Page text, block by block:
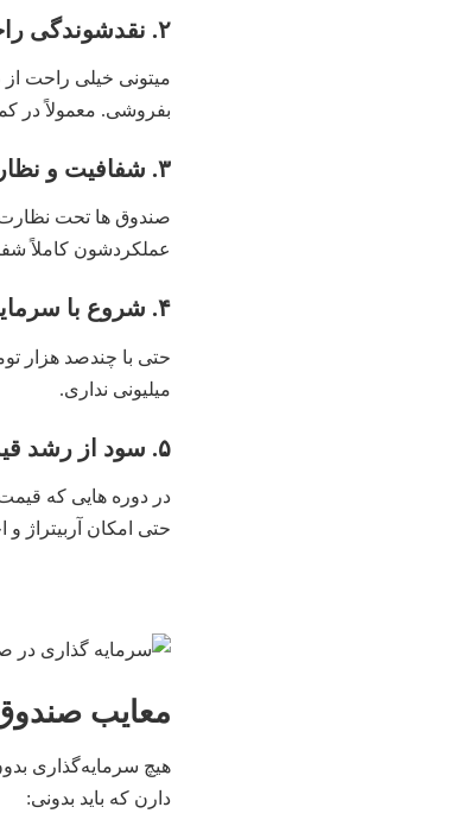
۲. نقدشوندگی راحت
میتونی خیلی راحت
بفروشی. معمولاً در
۳. شفافیت و نظارت قانونی
صندوق‌ ها تحت نظارت
عملکردشون کاملاً
۴. شروع با سرمایه کم
حتی با چندصد هزار
میلیونی نداری.
۵. سود از رشد قیمت و گاهی هم از اختلاف بازار
در دوره‌ هایی که
حتی امکان آربیتراژ و
معایب
هیچ سرمایه‌گذاری
دارن که باید بدونی: